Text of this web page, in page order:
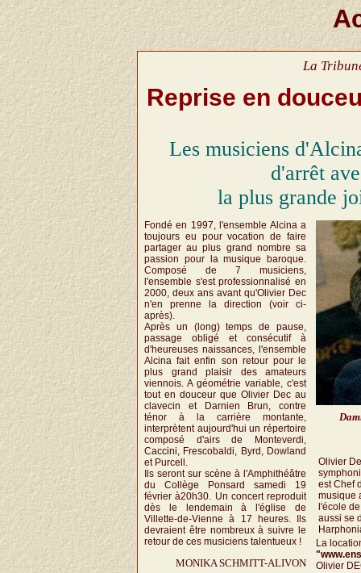
La
Reprise en
Les musiciens
d'arrêt
la plus grande
Fondé en 1997, l'ensemble Alcina a
toujours eu pour vocation de faire
partager au plus grand nombre sa
passion pour la musique baroque.
Composé de 7 musiciens,
l'ensemble s'est professionnalisé en
2000, deux ans avant qu'Olivier Dec
n'en prenne la direction (voir ci-
après).
Après un (long) temps de pause,
passage obligé et consécutif à
d'heureuses naissances, l'ensemble
Alcina fait enfin son retour pour le
plus grand plaisir des amateurs
viennois. A géométrie variable, c'est
tout en douceur que Olivier Dec au
clavecin et Darnien Brun, contre
ténor à la carrière montante,
interprètent aujourd'hui un répertoire
composé d'airs de Monteverdi,
Caccini, Frescobaldi, Byrd, Dowland
et Purcell.
Ils seront sur scène à l'Amphithéâtre
du Collège Ponsard samedi 19
février à20h30. Un concert reproduit
dès le lendemain à l'église de
Villette-de-Vienne à 17 heures. Ils
devraient être nombreux à suivre le
retour de ces musiciens talentueux !
MONIKA SCHMITT-ALIVON
Olivier
est Chef
musique
l'école
aussi se
La
Olivier